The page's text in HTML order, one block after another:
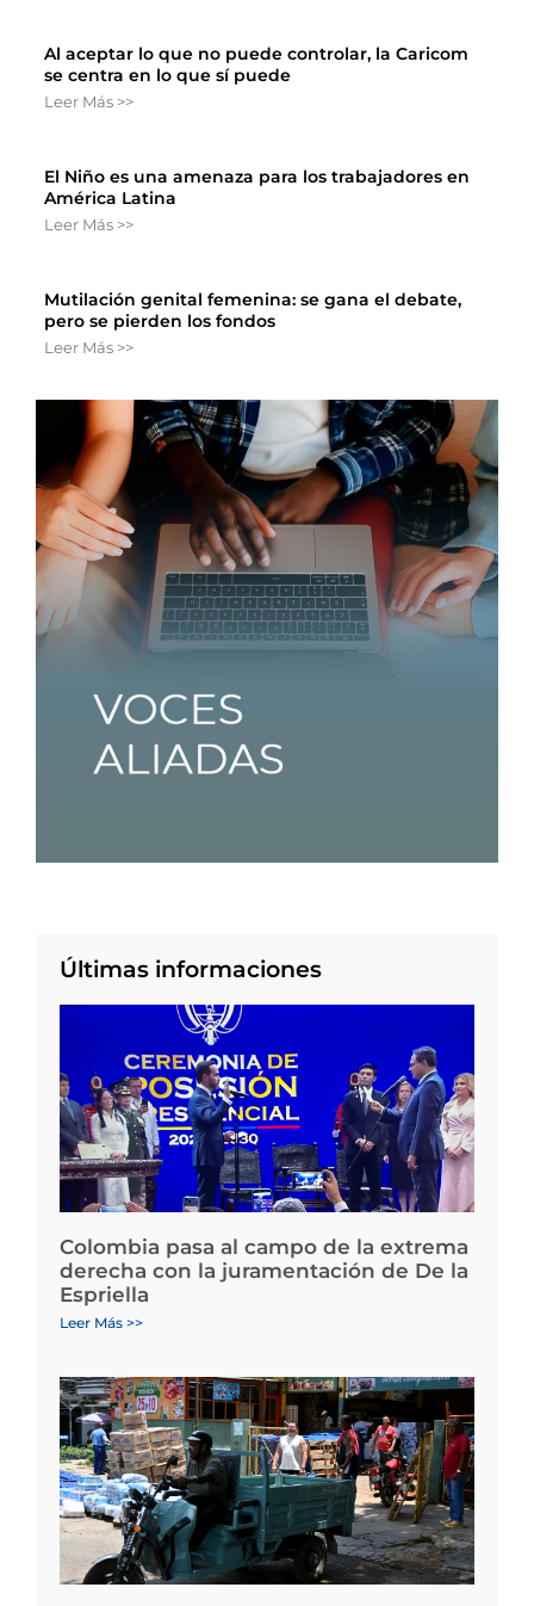
Al aceptar lo que no puede controlar, la Caricom
se centra en lo que sí puede
Leer Más >>
El Niño es una amenaza para los trabajadores en
América Latina
Leer Más >>
Mutilación genital femenina: se gana el debate,
pero se pierden los fondos
Leer Más >>
Últimas informaciones
Colombia pasa al campo de la extrema
derecha con la juramentación de De la
Espriella
Leer Más >>